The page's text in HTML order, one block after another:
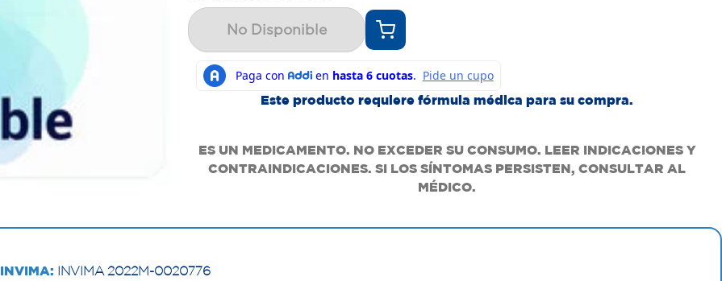
No Disponible
Este producto requiere fórmula médica para su compra.
ES UN MEDICAMENTO. NO EXCEDER SU CONSUMO. LEER INDICACIONES Y
CONTRAINDICACIONES. SI LOS SÍNTOMAS PERSISTEN, CONSULTAR AL
MÉDICO.
INVIMA: INVIMA 2022M-0020776